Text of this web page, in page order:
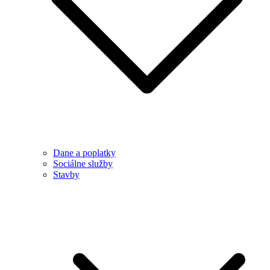
Dane a poplatky
Sociálne služby
Stavby